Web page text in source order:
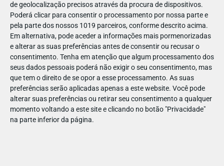
de geolocalização precisos através da procura de dispositivos.
Poderá clicar para consentir o processamento por nossa parte e
pela parte dos nossos 1019 parceiros, conforme descrito acima.
Em alternativa, pode aceder a informações mais pormenorizadas
e alterar as suas preferências antes de consentir ou recusar o
consentimento. Tenha em atenção que algum processamento dos
seus dados pessoais poderá não exigir o seu consentimento, mas
que tem o direito de se opor a esse processamento. As suas
preferências serão aplicadas apenas a este website. Você pode
alterar suas preferências ou retirar seu consentimento a qualquer
momento voltando a este site e clicando no botão "Privacidade"
na parte inferior da página.